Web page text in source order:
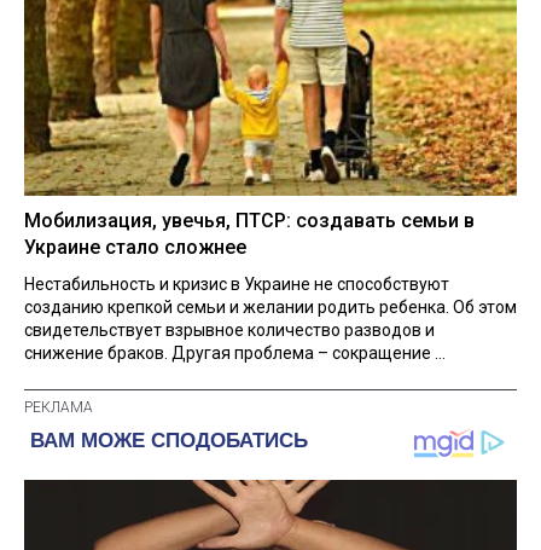
Мобилизация, увечья, ПТСР: создавать семьи в
Украине стало сложнее
Нестабильность и кризис в Украине не способствуют
созданию крепкой семьи и желании родить ребенка. Об этом
свидетельствует взрывное количество разводов и
снижение браков. Другая проблема – сокращение ...